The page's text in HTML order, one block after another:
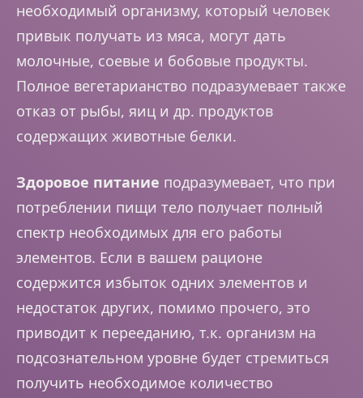
необходимый организму, который человек
привык получать из мяса, могут дать
молочные, соевые и бобовые продукты.
Полное вегетарианство подразумевает также
отказ от рыбы, яиц и др. продуктов
содержащих животные белки.
Здоровое питание подразумевает, что при
потреблении пищи тело получает полный
спектр необходимых для его работы
элементов. Если в вашем рационе
содержится избыток одних элементов и
недостаток других, помимо прочего, это
приводит к перееданию, т.к. организм на
подсознательном уровне будет стремиться
получить необходимое количество